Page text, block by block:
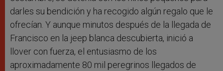
darles su bendición y ha recogido algún regalo que le
ofrecían. Y aunque minutos después de la llegada de
Francisco en la jeep blanca descubierta, inició a
llover con fuerza, el entusiasmo de los
aproximadamente 80 mil peregrinos llegados de